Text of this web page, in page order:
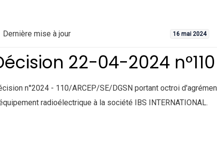
Dernière mise à jour 16 mai 2024
22-04-2024 n°110
n°2024 - 110/ARCEP/SE/DGSN portant octroi
radioélectrique à la société IBS INTERNATIONAL.